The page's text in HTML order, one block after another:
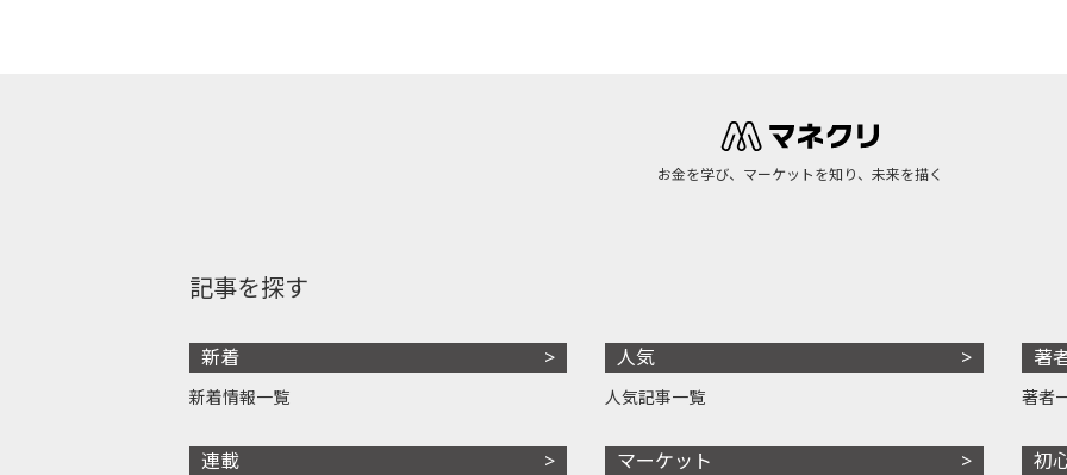
お金を学び、マーケットを知り、未来を描く
記事を探す
新着
新着情報一覧
連載
人気
人気記事一覧
マーケット
著
著者
初